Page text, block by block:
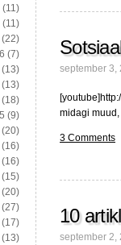
september 3,
midagi
3 Comments
10
september 2,
(11)
(11)
(22)
(7)
(13)
(13)
(18)
(9)
(20)
(16)
(16)
(15)
(20)
(27)
(17)
(13)